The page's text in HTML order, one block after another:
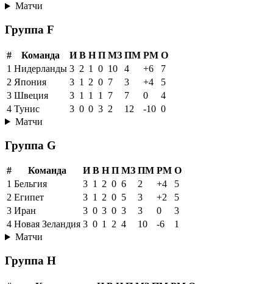
Матчи
Группа F
# Команда И В Н П МЗ ПМ РМ О
1 Нидерланды 3 2 1 0 10 4 +6
7
2 Япония 3 1 2 0 7 3 +4
5
3 Швеция 3 1 1 1 7 7 0
4
4 Тунис 3 0 0 3 2 12 -10 0
Матчи
Группа G
# Команда И В Н П МЗ ПМ РМ О
1 Бельгия 3 1 2 0 6 2 +4
5
2 Египет 3 1 2 0 5 3 +2
5
3 Иран 3 0 3 0 3 3 0
3
4 Новая Зеландия 3 0 1 2 4 10 -6
1
Матчи
Группа H